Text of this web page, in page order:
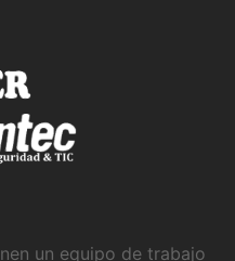
un equipo de trabajo